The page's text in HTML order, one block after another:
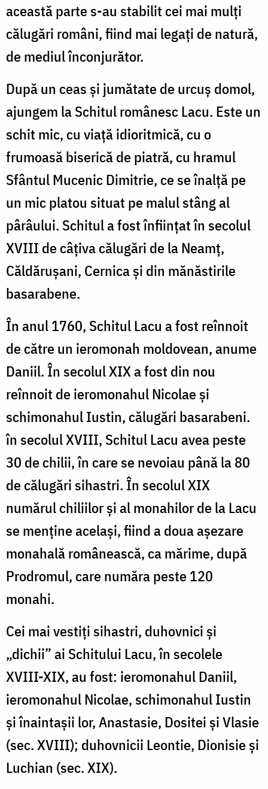
această parte s-au stabilit cei mai mulţi
călugări români, fiind mai legaţi de natură,
de mediul înconjurător.
După un ceas şi jumătate de urcuş domol,
ajungem la Schitul românesc Lacu. Este un
schit mic, cu viaţă idioritmică, cu o
frumoasă biserică de piatră, cu hramul
Sfântul Mucenic Dimitrie, ce se înalţă pe
un mic platou situat pe malul stâng al
pârâului. Schitul a fost înfiinţat în secolul
XVIII de câţiva călugări de la Neamţ,
Căldăruşani, Cernica şi din mănăstirile
basarabene.
În anul 1760, Schitul Lacu a fost reînnoit
de către un ieromonah moldovean, anume
Daniil. În secolul XIX a fost din nou
reînnoit de ieromonahul Nicolae şi
schimonahul Iustin, călugări basarabeni.
în secolul XVIII, Schitul Lacu avea peste
30 de chilii, în care se nevoiau până la 80
de călugări sihastri. În secolul XIX
numărul chiliilor şi al monahilor de la Lacu
se menţine acelaşi, fiind a doua aşezare
monahală românească, ca mărime, după
Prodromul, care număra peste 120
monahi.
Cei mai vestiţi sihastri, duhovnici şi
„dichii” ai Schitului Lacu, în secolele
XVIII-XIX, au fost: ieromo­nahul Daniil,
ieromonahul Nicolae, schimonahul Iustin
şi înaintaşii lor, Anastasie, Dositei şi Vlasie
(sec. XVIII); duhovnicii Leontie, Dionisie şi
Luchian (sec. XIX).